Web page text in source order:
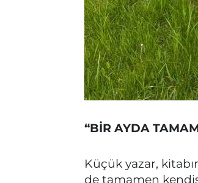
“BİR AYDA
Küçük yazar,
de tamamen